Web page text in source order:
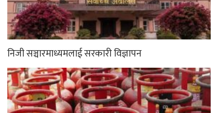
निजी सञ्चारमाध्यमलाई सरकारी विज्ञापन